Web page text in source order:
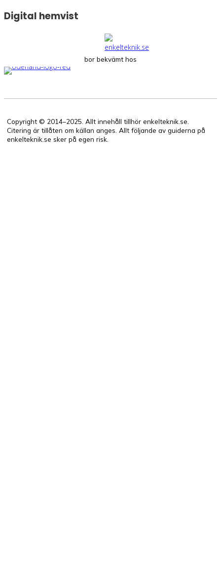
Digital hemvist
bor bekvämt hos
Copyright © 2014–2025. Allt innehåll tillhör enkelteknik.se.
Citering är tillåten om källan anges. Allt följande av guiderna på
enkelteknik.se sker på egen risk.